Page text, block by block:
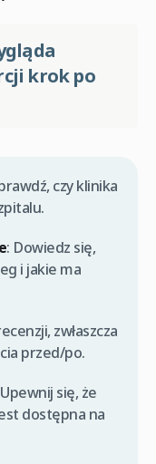
krok po
czy klinika
: Dowiedz się,
i jakie ma
zwłaszcza
przed/po.
się, że
dostępna na